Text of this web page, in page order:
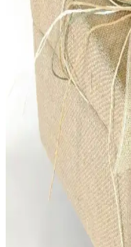
Paşabahçe Puding
Fonksiyonel Mutfak
Paşabahçe puding saklama
mutfaklarda çok amaçlı
ve hijyen sunar.
Ece Metal Ekmek
Saklama Çözümü
Ece Metal Ekmek Sepeti,
mutfaklarda hijyenik ve
günlük ihtiyaçlara uygun,
Ezupack 6'lı
Şeffaf Kapaklı